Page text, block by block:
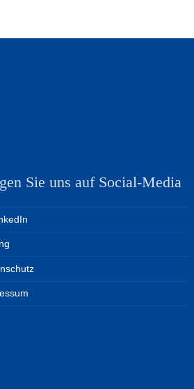
Sie uns auf Social-Media